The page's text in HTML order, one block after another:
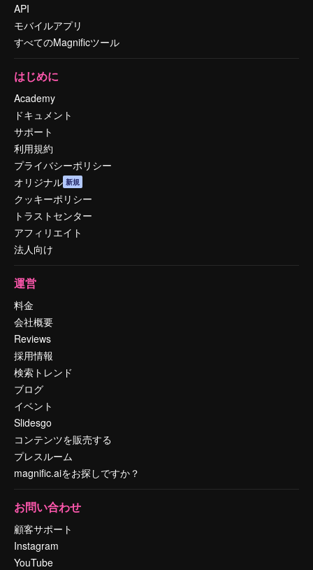
API
モバイルアプリ
すべてのMagnificツール
はじめに
Academy
ドキュメント
サポート
利用規約
プライバシーポリシー
オリジナル 新規
クッキーポリシー
トラストセンター
アフィリエイト
法人向け
運営
料金
会社概要
Reviews
採用情報
検索トレンド
ブログ
イベント
Slidesgo
コンテンツを販売する
プレスルーム
magnific.aiをお探しですか？
お問い合わせ
顧客サポート
Instagram
YouTube